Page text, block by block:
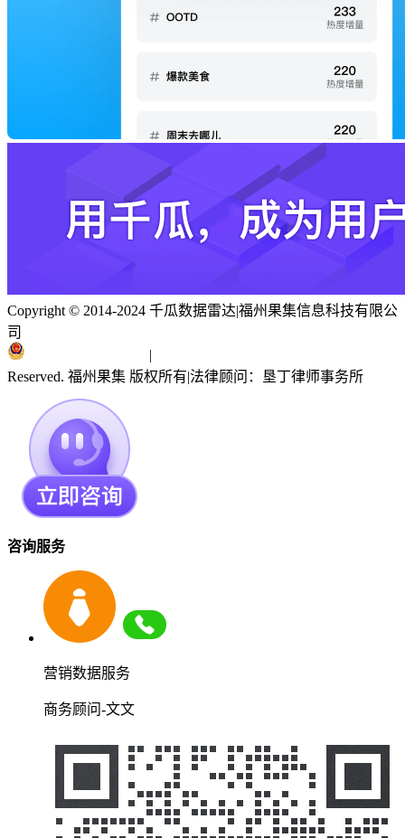
Copyright © 2014-2024 千瓜数据雷达|福州果集信息科技有限公
司
|
Reserved. 福州果集 版权所有|法律顾问：垦丁律师事务所
咨询服务
营销数据服务
商务顾问-文文